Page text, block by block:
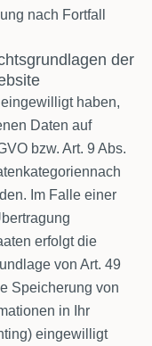
nach Fortfall
der
haben,
Daten auf
bzw. Art. 9 Abs.
Im Falle einer
erfolgt die
von Art. 49
Speicherung von
in Ihr
eingewilligt